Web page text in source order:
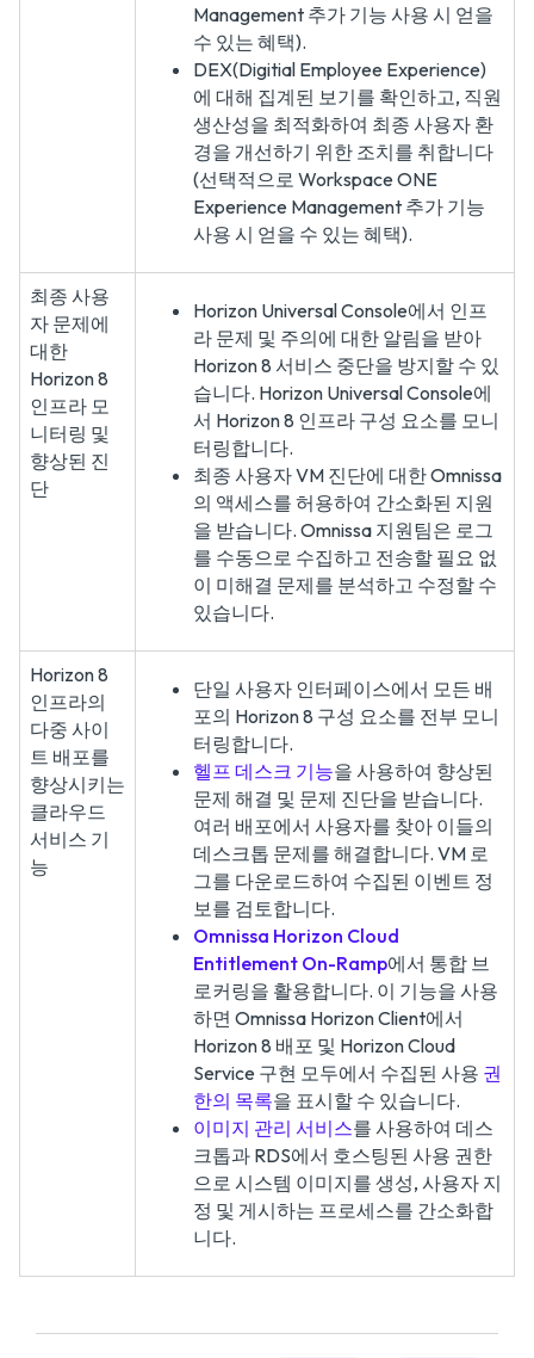
Management 추가 기능 사용 시 얻을
수 있는 혜택).
DEX(Digitial Employee Experience)
에 대해 집계된 보기를 확인하고, 직원
생산성을 최적화하여 최종 사용자 환
경을 개선하기 위한 조치를 취합니다
(선택적으로 Workspace ONE
Experience Management 추가 기능
사용 시 얻을 수 있는 혜택).
최종 사용
자 문제에
대한
Horizon 8
인프라 모
니터링 및
향상된 진
단
Horizon Universal Console에서 인프
라 문제 및 주의에 대한 알림을 받아
Horizon 8 서비스 중단을 방지할 수 있
습니다. Horizon Universal Console에
서 Horizon 8 인프라 구성 요소를 모니
터링합니다.
최종 사용자 VM 진단에 대한 Omnissa
의 액세스를 허용하여 간소화된 지원
을 받습니다. Omnissa 지원팀은 로그
를 수동으로 수집하고 전송할 필요 없
이 미해결 문제를 분석하고 수정할 수
있습니다.
Horizon 8
인프라의
다중 사이
트 배포를
향상시키는
클라우드
서비스 기
능
단일 사용자 인터페이스에서 모든 배
포의 Horizon 8 구성 요소를 전부 모니
터링합니다.
헬프 데스크 기능을 사용하여 향상된
문제 해결 및 문제 진단을 받습니다.
여러 배포에서 사용자를 찾아 이들의
데스크톱 문제를 해결합니다. VM 로
그를 다운로드하여 수집된 이벤트 정
보를 검토합니다.
Omnissa Horizon Cloud
Entitlement On-Ramp에서 통합 브
로커링을 활용합니다. 이 기능을 사용
하면 Omnissa Horizon Client에서
Horizon 8 배포 및 Horizon Cloud
Service 구현 모두에서 수집된 사용 권
한의 목록을 표시할 수 있습니다.
이미지 관리 서비스를 사용하여 데스
크톱과 RDS에서 호스팅된 사용 권한
으로 시스템 이미지를 생성, 사용자 지
정 및 게시하는 프로세스를 간소화합
니다.